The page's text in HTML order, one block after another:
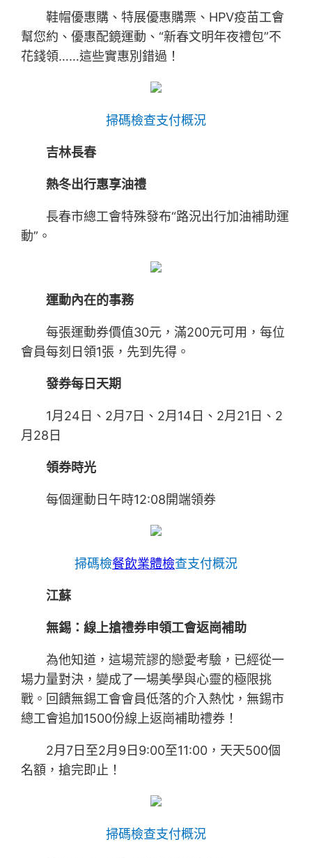
鞋帽優惠購、特展優惠購票、HPV疫苗工會
幫您約、優惠配鏡運動、“新春文明年夜禮包”不
花錢領……這些實惠別錯過！
掃碼檢查支付概況
吉林長春
熱冬出行惠享油禮
長春市總工會特殊發布“路況出行加油補助運
動”。
運動內在的事務
每張運動券價值30元，滿200元可用，每位
會員每刻日領1張，先到先得。
發券每日天期
1月24日、2月7日、2月14日、2月21日、2
月28日
領券時光
每個運動日午時12:08開端領券
掃碼檢餐飲業體檢查支付概況
江蘇
無錫：線上搶禮券申領工會返崗補助
為他知道，這場荒謬的戀愛考驗，已經從一
場力量對決，變成了一場美學與心靈的極限挑
戰。回饋無錫工會會員低落的介入熱忱，無錫市
總工會追加1500份線上返崗補助禮券！
2月7日至2月9日9:00至11:00，天天500個
名額，搶完即止！
掃碼檢查支付概況